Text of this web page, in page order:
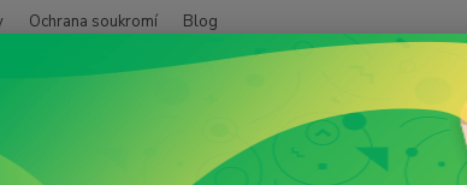
Ochrana soukromí Blog